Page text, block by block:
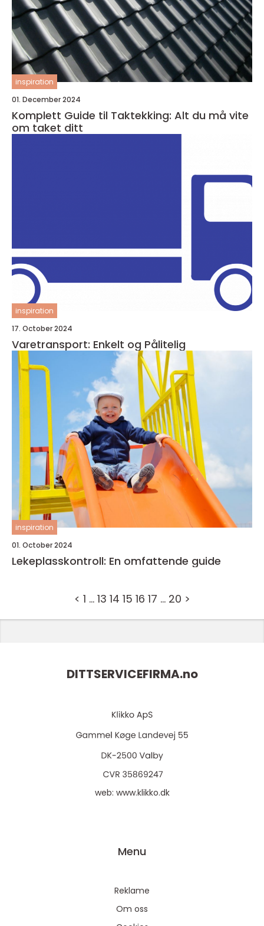
inspiration
01. December 2024
Komplett Guide til Taktekking: Alt du må vite
om taket ditt
inspiration
17. October 2024
Varetransport: Enkelt og Pålitelig
inspiration
01. October 2024
Lekeplasskontroll: En omfattende guide
< 1 … 13 14 15 16 17 … 20 >
DITTSERVICEFIRMA.no
web: www.klikko.dk
Menu
Reklame
Om oss